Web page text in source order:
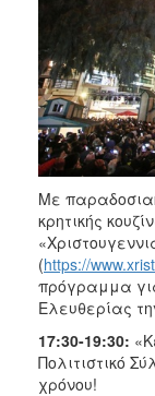
2006
ΔΗΜΟΤΗΣ
ΕΠΙΣΚΕΠΤΗΣ
ΗΡΑΚΛΕΙΟ
Με
κρητικής
(https://
πρόγραμμα
Ελευθερίας
17:30-19:30:
Πολιτιστικό
χρόνου!